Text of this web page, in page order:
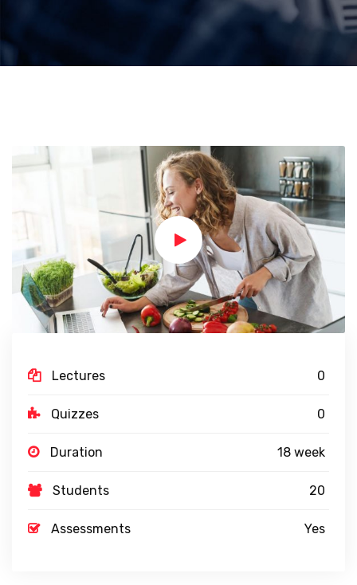
Lectures 0
Quizzes 0
Duration 18 week
Students 20
Assessments Yes